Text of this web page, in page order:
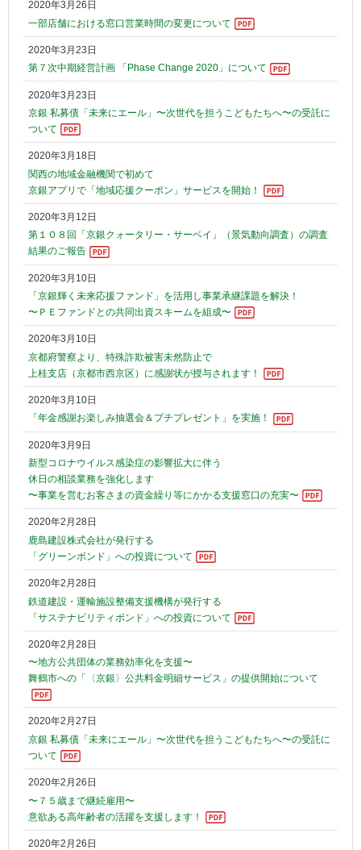
2020年3月26日
一部店舗における窓口営業時間の変更について
2020年3月23日
第７次中期経営計画 「Phase Change 2020」について
2020年3月23日
京銀 私募債「未来にエール」〜次世代を担うこどもたちへ〜の受託に
ついて
2020年3月18日
関西の地域金融機関で初めて
京銀アプリで「地域応援クーポン」サービスを開始！
2020年3月12日
第１０８回「京銀クォータリー・サーベイ」（景気動向調査）の調査
結果のご報告
2020年3月10日
「京銀輝く未来応援ファンド」を活用し事業承継課題を解決！
〜ＰＥファンドとの共同出資スキームを組成〜
2020年3月10日
京都府警察より、特殊詐欺被害未然防止で
上桂支店（京都市西京区）に感謝状が授与されます！
2020年3月10日
「年金感謝お楽しみ抽選会＆プチプレゼント」を実施！
2020年3月9日
新型コロナウイルス感染症の影響拡大に伴う
休日の相談業務を強化します
〜事業を営むお客さまの資金繰り等にかかる支援窓口の充実〜
2020年2月28日
鹿島建設株式会社が発行する
「グリーンボンド」への投資について
2020年2月28日
鉄道建設・運輸施設整備支援機構が発行する
「サステナビリティボンド」への投資について
2020年2月28日
〜地方公共団体の業務効率化を支援〜
舞鶴市への「〈京銀〉公共料金明細サービス」の提供開始について
2020年2月27日
京銀 私募債「未来にエール」〜次世代を担うこどもたちへ〜の受託に
ついて
2020年2月26日
〜７５歳まで継続雇用〜
意欲ある高年齢者の活躍を支援します！
2020年2月26日